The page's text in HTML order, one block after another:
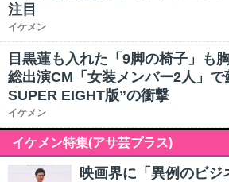
注目
イケメン
目黒蓮も入れた「9脚の椅子」も
総出演CM「女装メンバー2人」で
SUPER EIGHT版”の衝撃
イケメン
イケメン特集(アサ芸プラス)
映画界に「異例のビジ